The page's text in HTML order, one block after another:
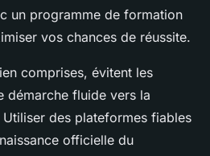
un programme de formation
vos chances de réussite.
comprises, évitent les
démarche fluide vers la
des plateformes fiables
officielle du